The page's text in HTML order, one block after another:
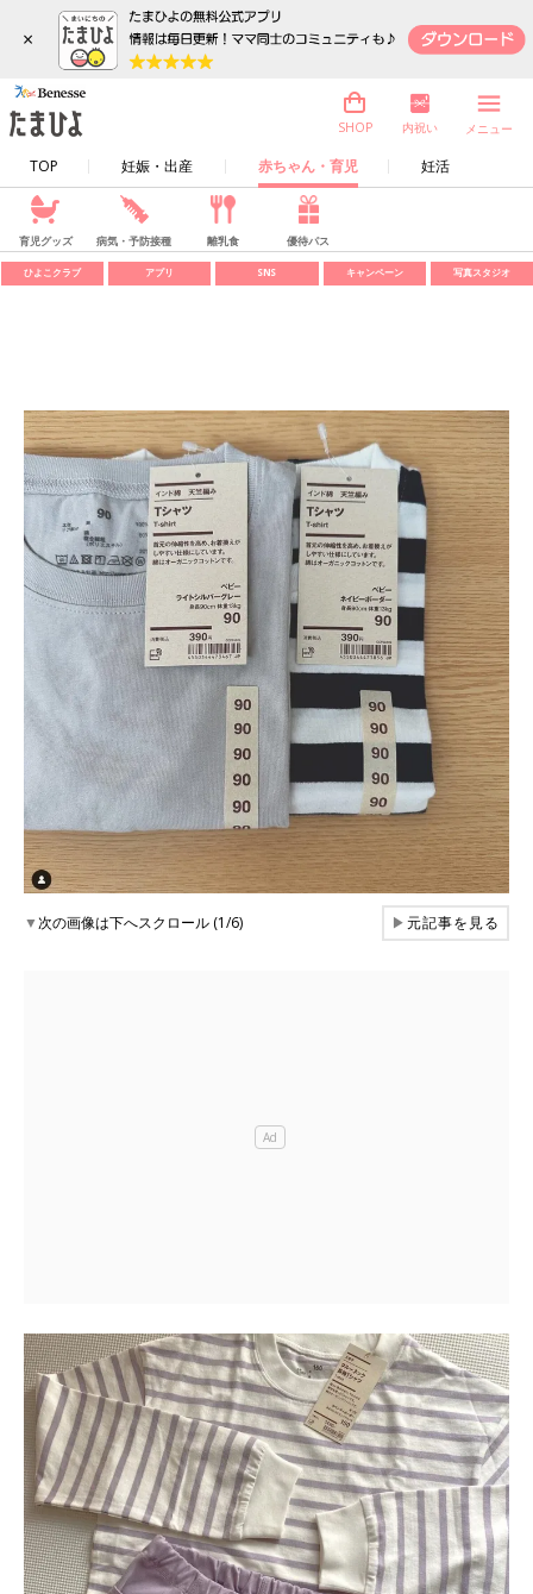
×
TOP 妊娠・出産 赤ちゃん・育児 妊活
SHOP 内祝い メニュー
育児グッズ 病気・予防接種 離乳食 優待パス
ひよこクラブ アプリ SNS キャンペーン 写真スタジオ
▼次の画像は下へスクロール (1/6) ▶元記事を見る